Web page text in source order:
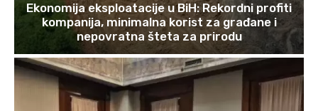
Ekonomija eksploatacije u BiH: Rekordni profiti
kompanija, minimalna korist za građane i
nepovratna šteta za prirodu